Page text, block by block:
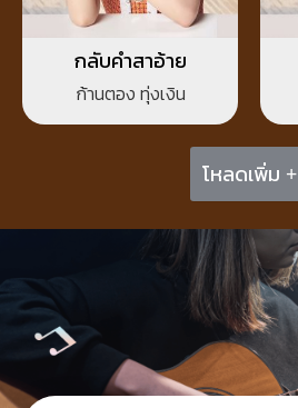
กลับคำสาอ้าย
ก้านตอง ทุ่งเงิน
โหลดเพิ่ม +